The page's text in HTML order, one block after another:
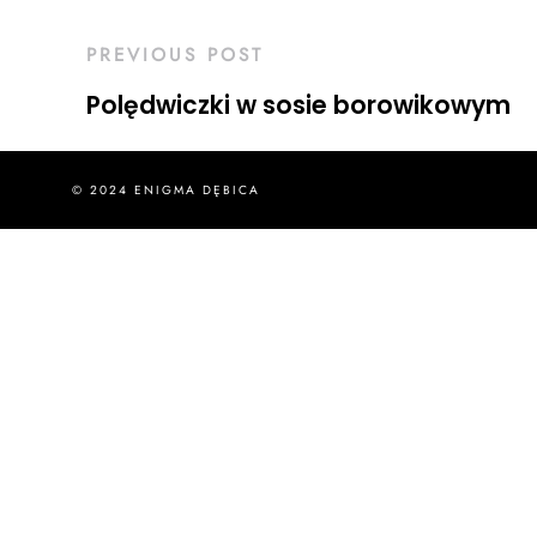
PREVIOUS POST
Polędwiczki w sosie borowikowym
© 2024 ENIGMA DĘBICA